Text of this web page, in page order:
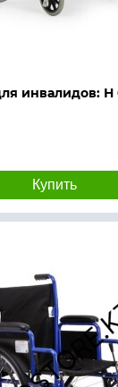
инвалидов:
Купить